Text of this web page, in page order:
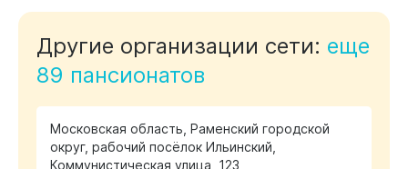
Другие организации сети: еще
89 пансионатов
Московская область, Раменский городской
округ, рабочий посёлок Ильинский,
Коммунистическая улица, 123